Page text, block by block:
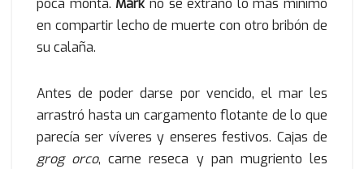
poca monta. Mark no se extrañó lo más mínimo
en compartir lecho de muerte con otro bribón de
su calaña.
Antes de poder darse por vencido, el mar les
arrastró hasta un cargamento flotante de lo que
parecía ser víveres y enseres festivos. Cajas de
grog orco, carne reseca y pan mugriento les